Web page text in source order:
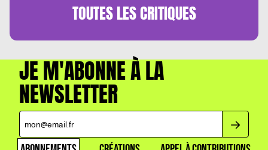
TOUTES LESCRITIQUES
JE M'ABONNE À LA
NEWSLETTER